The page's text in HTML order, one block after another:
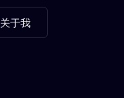
关于我